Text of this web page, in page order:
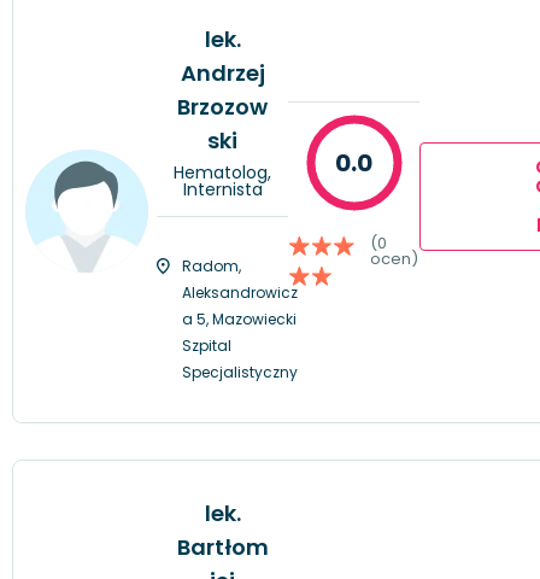
lek.
Andrzej
Brzozow
ski
Hematolog,
Internista
Radom,
Aleksandrowicz
a 5, Mazowiecki
Szpital
Specjalistyczny
0.0
(0
ocen)
lek.
Bartłom